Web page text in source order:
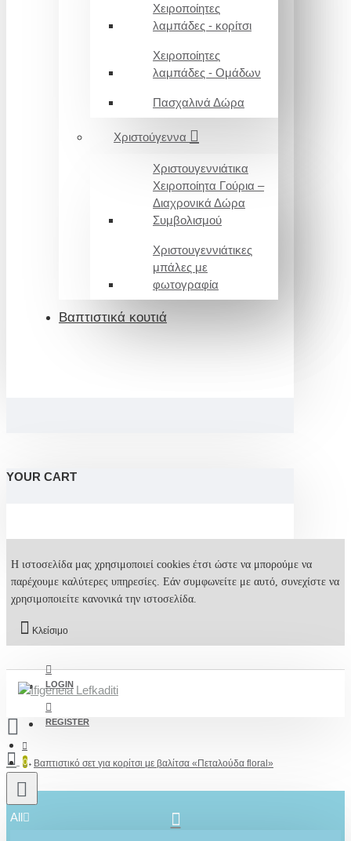
Χειροποίητες
λαμπάδες - κορίτσι
Χειροποίητες
λαμπάδες - Ομάδων
Πασχαλινά Δώρα
Χριστούγεννα
Χριστουγεννιάτικα
Χειροποίητα Γούρια –
Διαχρονικά Δώρα
Συμβολισμού
Χριστουγεννιάτικες
μπάλες με
φωτογραφία
Βαπτιστικά κουτιά
YOUR CART
Η ιστοσελίδα μας χρησιμοποιεί cookies έτσι ώστε να μπορούμε να
παρέχουμε καλύτερες υπηρεσίες. Εάν συμφωνείτε με αυτό, συνεχίστε να
χρησιμοποιείτε κανονικά την ιστοσελίδα.
Κλείσιμο
LOGIN
REGISTER
0
All
Βαπτιστικό σετ για κορίτσι με βαλίτσα «Πεταλούδα floral»